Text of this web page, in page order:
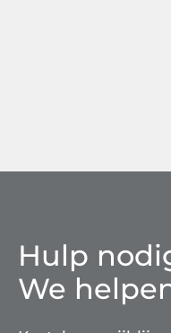
Hulp
We